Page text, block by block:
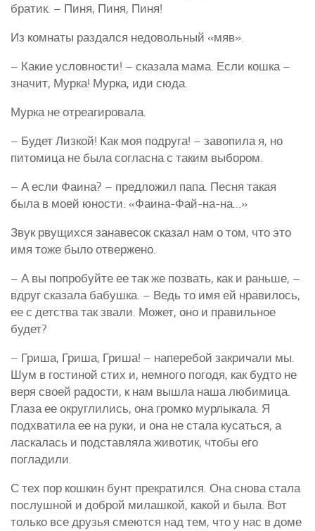
братик. – Пиня, Пиня, Пиня!
Из комнаты раздался недовольный «мяв».
– Какие условности! – сказала мама. Если кошка –
значит, Мурка! Мурка, иди сюда.
Мурка не отреагировала.
– Будет Лизкой! Как моя подруга! – завопила я, но
питомица не была согласна с таким выбором.
– А если Фаина? – предложил папа. Песня такая
была в моей юности: «Фаина-Фай-на-на…»
Звук рвущихся занавесок сказал нам о том, что это
имя тоже было отвержено.
– А вы попробуйте ее так же позвать, как и раньше, –
вдруг сказала бабушка. – Ведь то имя ей нравилось,
ее с детства так звали. Может, оно и правильное
будет?
– Гриша, Гриша, Гриша! – наперебой закричали мы.
Шум в гостиной стих и, немного погодя, как будто не
веря своей радости, к нам вышла наша любимица.
Глаза ее округлились, она громко мурлыкала. Я
подхватила ее на руки, и она не стала кусаться, а
ласкалась и подставляла животик, чтобы его
погладили.
С тех пор кошкин бунт прекратился. Она снова стала
послушной и доброй милашкой, какой и была. Вот
только все друзья смеются над тем, что у нас в доме